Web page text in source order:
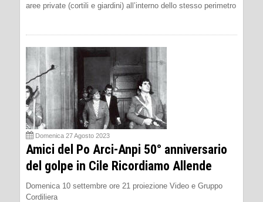
aree private (cortili e giardini) all’interno dello stesso perimetro
Domenica 27 Agosto 2023
Amici del Po Arci-Anpi 50° anniversario
del golpe in Cile Ricordiamo Allende
Domenica 10 settembre ore 21 proiezione Video e Gruppo
Cordiliera